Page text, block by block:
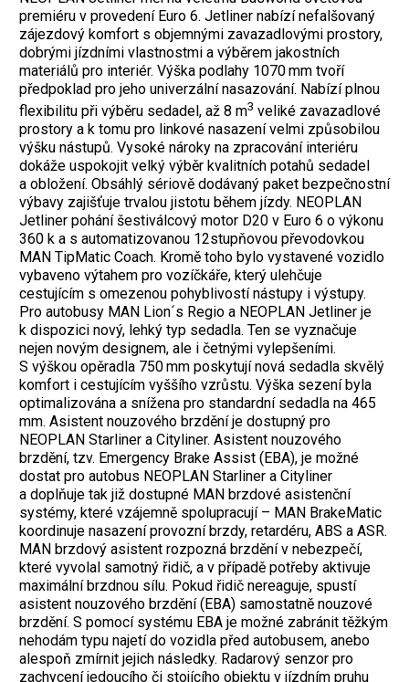
premiéru v provedení Euro 6. Jetliner nabízí nefalšovaný
zájezdový komfort s objemnými zavazadlovými prostory,
dobrými jízdními vlastnostmi a výběrem jakostních
materiálů pro interiér. Výška podlahy 1070 mm tvoří
předpoklad pro jeho univerzální nasazování. Nabízí plnou
flexibilitu při výběru sedadel, až 8 m3 veliké zavazadlové
prostory a k tomu pro linkové nasazení velmi způsobilou
výšku nástupů. Vysoké nároky na zpracování interiéru
dokáže uspokojit velký výběr kvalitních potahů sedadel
a obložení. Obsáhlý sériově dodávaný paket bezpečnostní
výbavy zajišťuje trvalou jistotu během jízdy. NEOPLAN
Jetliner pohání šestiválcový motor D20 v Euro 6 o výkonu
360 k a s automatizovanou 12stupňovou převodovkou
MAN TipMatic Coach. Kromě toho bylo vystavené vozidlo
vybaveno výtahem pro vozíčkáře, který ulehčuje
cestujícím s omezenou pohyblivostí nástupy i výstupy.
Pro autobusy MAN Lion´s Regio a NEOPLAN Jetliner je
k dispozici nový, lehký typ sedadla. Ten se vyznačuje
nejen novým designem, ale i četnými vylepšeními.
S výškou opěradla 750 mm poskytují nová sedadla skvělý
komfort i cestujícím vyššího vzrůstu. Výška sezení byla
optimalizována a snížena pro standardní sedadla na 465
mm. Asistent nouzového brzdění je dostupný pro
NEOPLAN Starliner a Cityliner. Asistent nouzového
brzdění, tzv. Emergency Brake Assist (EBA), je možné
dostat pro autobus NEOPLAN Starliner a Cityliner
a doplňuje tak již dostupné MAN brzdové asistenční
systémy, které vzájemně spolupracují – MAN BrakeMatic
koordinuje nasazení provozní brzdy, retardéru, ABS a ASR.
MAN brzdový asistent rozpozná brzdění v nebezpečí,
které vyvolal samotný řidič, a v případě potřeby aktivuje
maximální brzdnou sílu. Pokud řidič nereaguje, spustí
asistent nouzového brzdění (EBA) samostatně nouzové
brzdění. S pomocí systému EBA je možné zabránit těžkým
nehodám typu najetí do vozidla před autobusem, anebo
alespoň zmírnit jejich následky. Radarový senzor pro
zachycení jedoucího či stojícího objektu v jízdním pruhu